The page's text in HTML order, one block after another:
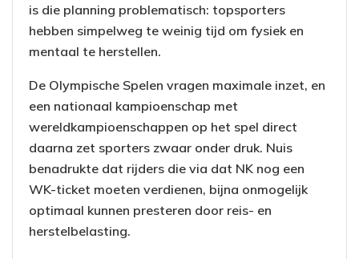
is die planning problematisch: topsporters
hebben simpelweg te weinig tijd om fysiek en
mentaal te herstellen.
De Olympische Spelen vragen maximale inzet, en
een nationaal kampioenschap met
wereldkampioenschappen op het spel direct
daarna zet sporters zwaar onder druk. Nuis
benadrukte dat rijders die via dat NK nog een
WK-ticket moeten verdienen, bijna onmogelijk
optimaal kunnen presteren door reis- en
herstelbelasting.